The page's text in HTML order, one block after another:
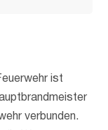
ist
verbunden.